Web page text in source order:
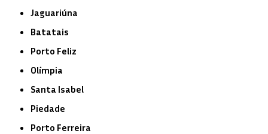
Jaguariúna
Batatais
Porto Feliz
Olímpia
Santa Isabel
Piedade
Porto Ferreira